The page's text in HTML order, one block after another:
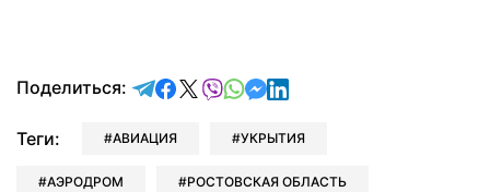
Поделиться: отправить в Telegram
поделиться в Facebook
поделиться в X
отправить в Viber
отправить в Whatsapp
отправить в Messenger
отправить в LinkedIn
Теги: АВИАЦИЯ УКРЫТИЯ
АЭРОДРОМ РОСТОВСКАЯ ОБЛАСТЬ